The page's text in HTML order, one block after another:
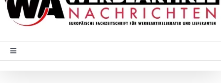
E-Paper
WA Media
Toggle